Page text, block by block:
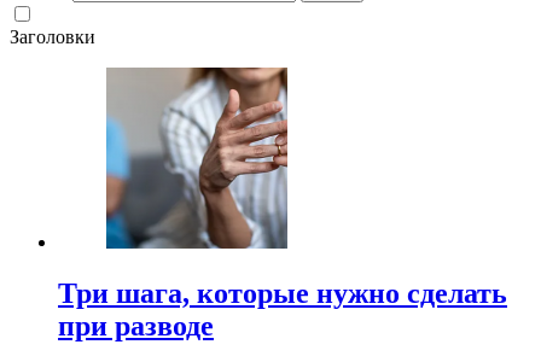
Заголовки
Три шага, которые нужно сделать
при разводе